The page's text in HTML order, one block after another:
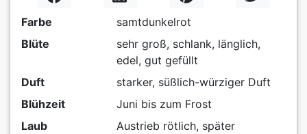
Farbe
samtdunkelrot
Blüte
sehr groß, schlank, länglich,
edel, gut gefüllt
Duft
starker, süßlich-würziger Duft
Blühzeit
Juni bis zum Frost
Laub
Austrieb rötlich, später